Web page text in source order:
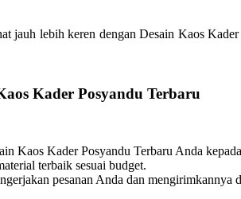
jauh lebih keren dengan Desain Kaos
Kader Posyandu Terbaru
Kaos Kader Posyandu Terbaru Anda
terbaik sesuai budget.
pesanan Anda dan mengirimkannya